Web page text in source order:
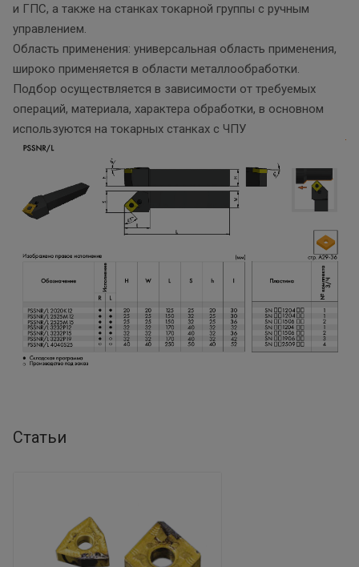
и ГПС, а также на станках токарной группы с ручным
управлением.
Область применения: универсальная область применения,
широко применяется в области металлообработки.
Подбор осуществляется в зависимости от требуемых
операций, материала, характера обработки, в основном
используются на токарных станках с ЧПУ
Статьи